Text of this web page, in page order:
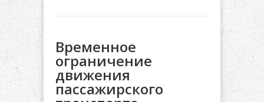
Временное
ограничение
движения
пассажирского